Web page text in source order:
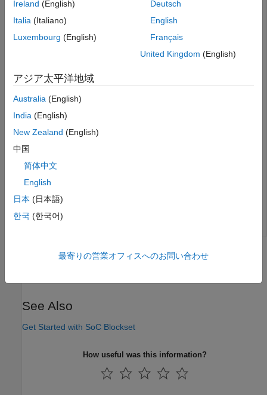
soclib
Version History
See Also
Get Started with SoC Blockset
How useful was this information?
Ireland (English)
Italia (Italiano)
Luxembourg (English)
Deutsch
English
Français
United Kingdom (English)
アジア太平洋地域
Australia (English)
India (English)
New Zealand (English)
中国
简体中文
English
日本 (日本語)
한국 (한국어)
最寄りの営業オフィスへのお問い合わせ